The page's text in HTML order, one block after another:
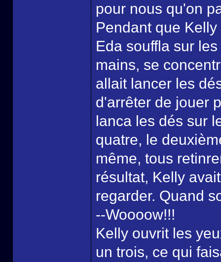
pour nous qu'on
Pendant que
Eda souffla sur
mains, se
allait lancer les
d'arrêter de jouer
lanca les dés sur
quatre, le
même, tous
résultat, Kelly
regarder. Quand
--Woooow!!!
Kelly ouvrit les
un trois, ce qui